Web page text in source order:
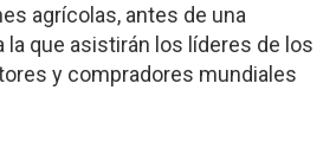
agrícolas, antes de una
la que asistirán los líderes de los
y compradores mundiales